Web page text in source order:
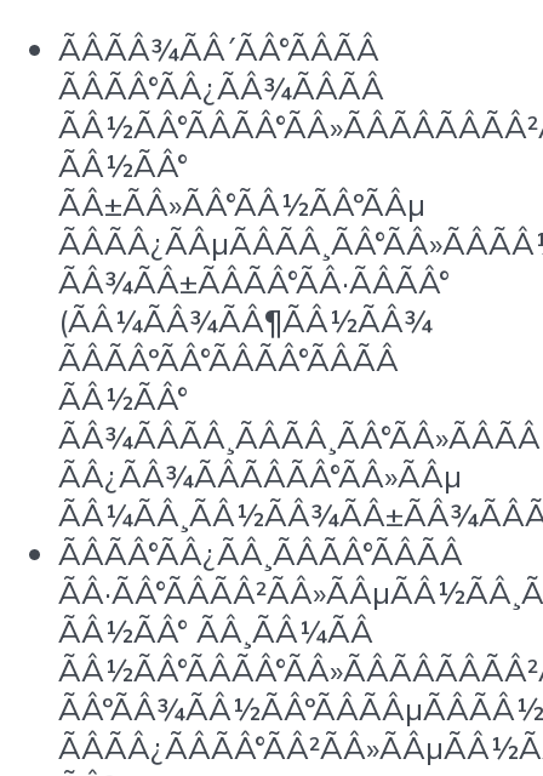
ÃÂÃÂ¾ÃÂ´ÃÂ°ÃÂÃÂ
ÃÂÃÂ°ÃÂ¿ÃÂ¾ÃÂÃÂ
ÃÂ½ÃÂ°
ÃÂ±ÃÂ»ÃÂ°ÃÂ½ÃÂºÃÂµ
ÃÂ¾ÃÂ±ÃÂÃÂ°ÃÂ·ÃÂÃÂ°
(ÃÂ¼ÃÂ¾ÃÂ¶ÃÂ½ÃÂ¾
ÃÂÃÂºÃÂ°ÃÂÃÂ°ÃÂÃÂ
ÃÂ½ÃÂ°
ÃÂ¿ÃÂ¾ÃÂÃÂÃÂ°ÃÂ»ÃÂµ
ÃÂÃÂ°ÃÂ¿ÃÂ¸ÃÂÃÂ°ÃÂÃÂ
ÃÂ½ÃÂ° ÃÂ¸ÃÂ¼ÃÂ